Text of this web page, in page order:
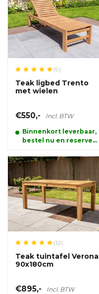
(9)
Teak ligbed Trento
met wielen
€550,- Incl. BTW
Binnenkort leverbaar,
bestel nu en reserveer
(12)
Teak tuintafel Verona
90x180cm
€895,- Incl. BTW